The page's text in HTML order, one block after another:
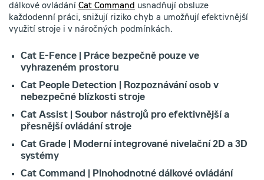
dálkové ovládání Cat Command usnadňují obsluze
každodenní práci, snižují riziko chyb a umožňují efektivnější
využití stroje i v náročných podmínkách.
Cat E-Fence | Práce bezpečně pouze ve
vyhrazeném prostoru
Cat People Detection | Rozpoznávání osob v
nebezpečné blízkosti stroje
Cat Assist | Soubor nástrojů pro efektivnější a
přesnější ovládání stroje
Cat Grade | Moderní integrované nivelační 2D a 3D
systémy
Cat Command | Plnohodnotné dálkové ovládání